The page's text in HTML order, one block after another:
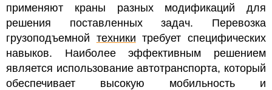
применяют краны разных модификаций для
решения поставленных задач. Перевозка
грузоподъемной техники требует специфических
навыков. Наиболее эффективным решением
является использование автотранспорта, который
обеспечивает высокую мобильность и